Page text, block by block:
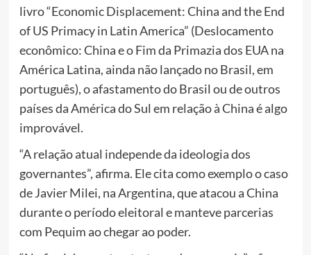
livro “Economic Displacement: China and the End
of US Primacy in Latin America” (Deslocamento
econômico: China e o Fim da Primazia dos EUA na
América Latina, ainda não lançado no Brasil, em
português), o afastamento do Brasil ou de outros
países da América do Sul em relação à China é algo
improvável.
“A relação atual independe da ideologia dos
governantes”, afirma. Ele cita como exemplo o caso
de Javier Milei, na Argentina, que atacou a China
durante o período eleitoral e manteve parcerias
com Pequim ao chegar ao poder.